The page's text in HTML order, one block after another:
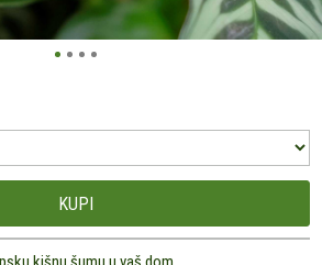
KUPI
kišnu šumu u vaš dom.